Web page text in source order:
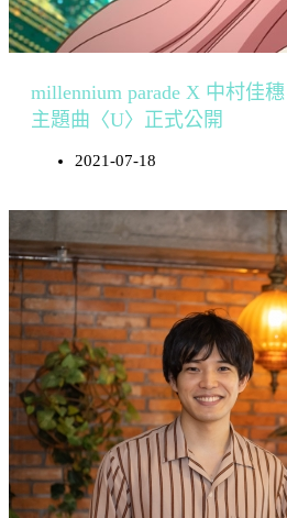
millennium parade X 中村佳
主題曲〈U〉正式公開
2021-07-18